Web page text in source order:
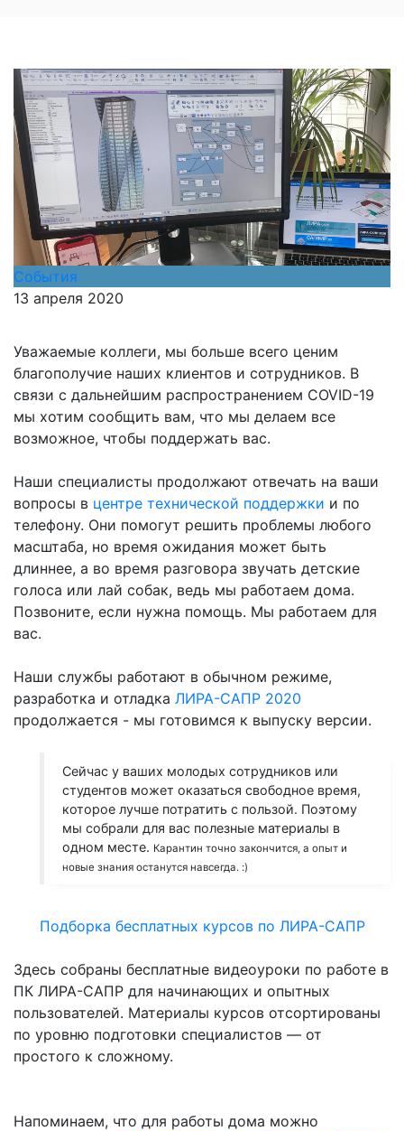
События
13 апреля 2020
Уважаемые коллеги, мы больше всего ценим
благополучие наших клиентов и сотрудников. В
связи с дальнейшим распространением COVID-19
мы хотим сообщить вам, что мы делаем все
возможное, чтобы поддержать вас.
Наши специалисты продолжают отвечать на ваши
вопросы в центре технической поддержки и по
телефону. Они помогут решить проблемы любого
масштаба, но время ожидания может быть
длиннее, а во время разговора звучать детские
голоса или лай собак, ведь мы работаем дома.
Позвоните, если нужна помощь. Мы работаем для
вас.
Наши службы работают в обычном режиме,
разработка и отладка ЛИРА-САПР 2020
продолжается - мы готовимся к выпуску версии.
Сейчас у ваших молодых сотрудников или
студентов может оказаться свободное время,
которое лучше потратить с пользой. Поэтому
мы собрали для вас полезные материалы в
одном месте. Карантин точно закончится, а опыт и
новые знания останутся навсегда. :)
Подборка бесплатных курсов по ЛИРА-САПР
Здесь собраны бесплатные видеоуроки по работе в
ПК ЛИРА-САПР для начинающих и опытных
пользователей. Материалы курсов отсортированы
по уровню подготовки специалистов — от
простого к сложному.
Напоминаем, что для работы дома можно